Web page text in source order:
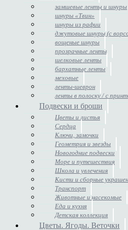
замшевые ленты и шнуры
шнуры «Твин»
шнуры из рафии
джутовые шнуры (с
вощеные шнуры
прозрачные ленты
шелковые ленты
бархатные ленты
меховые
ленты-шеврон
ленты в полоску / с
Подвески и броши
Цветы и листья
Сердца
Ключи, замочки
Геометрия и звезды
Новогодние подвески
Море и путешествия
Школа и увлечения
Кисти и сборные
Транспорт
Животные и насекомые
Еда и кухня
Детская коллекция
Цветы. Ягоды. Веточки